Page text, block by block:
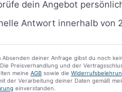
dein Angebot
Antwort innerhalb von
Absenden deiner Anfrage gibst du noch
Preisverhandlung und der
meine AGB sowie die
der Verarbeitung deiner Daten gemäß
einverstanden.